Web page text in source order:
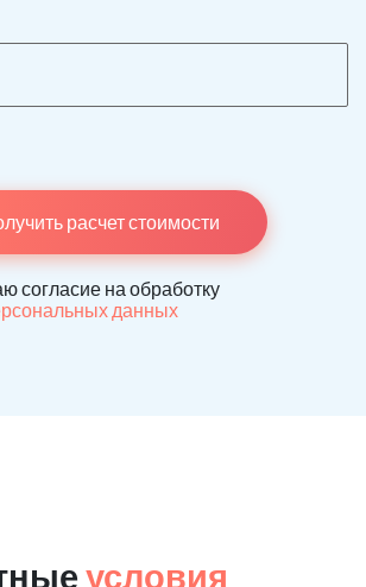
расчет стоимости
согласие на обработку
данных
условия